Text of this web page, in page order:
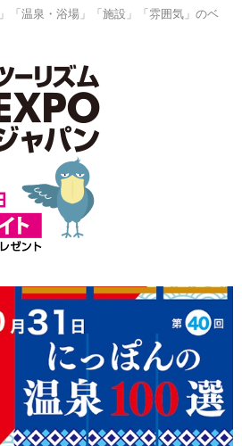
「温泉・浴場」「施設」「雰囲気」のベ